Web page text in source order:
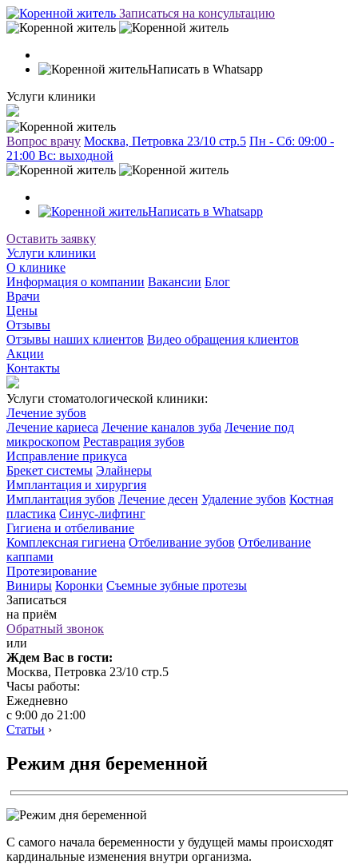
Записаться на консультацию
Написать в Whatsapp
Услуги клиники
Вопрос врачу Москва, Петровка 23/10 стр.5 Пн - Сб: 09:00 -
21:00 Вc: выходной
Написать в Whatsapp
Оставить заявку
Услуги клиники
О клинике
Информация о компании Вакансии Блог
Врачи
Цены
Отзывы
Отзывы наших клиентов Видео обращения клиентов
Акции
Контакты
Услуги стоматологической клиники:
Лечение зубов
Лечение кариеса Лечение каналов зуба Лечение под
микроскопом Реставрация зубов
Исправление прикуса
Брекет системы Элайнеры
Имплантация и хирургия
Имплантация зубов Лечение десен Удаление зубов Костная
пластика Синус-лифтинг
Гигиена и отбеливание
Комплексная гигиена Отбеливание зубов Отбеливание
каппами
Протезирование
Виниры Коронки Съемные зубные протезы
Записаться
на приём
Обратный звонок
или
Ждем Вас в гости:
Москва, Петровка 23/10 стр.5
Часы работы:
Ежедневно
с 9:00 до 21:00
Статьи ›
Режим дня беременной
С самого начала беременности у будущей мамы происходят
кардинальные изменения внутри организма.